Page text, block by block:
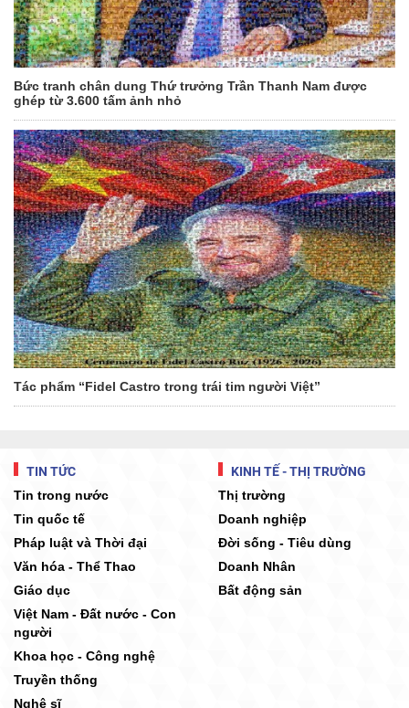
Bức tranh chân dung Thứ trưởng Trần Thanh Nam được
ghép từ 3.600 tấm ảnh nhỏ
Tác phẩm “Fidel Castro trong trái tim người Việt”
TIN TỨC
Tin trong nước
Tin quốc tế
Pháp luật và Thời đại
Văn hóa - Thể Thao
Giáo dục
Việt Nam - Đất nước - Con
người
Khoa học - Công nghệ
Truyền thống
Nghệ sĩ
KINH TẾ - THỊ TRƯỜNG
Thị trường
Doanh nghiệp
Đời sống - Tiêu dùng
Doanh Nhân
Bất động sản